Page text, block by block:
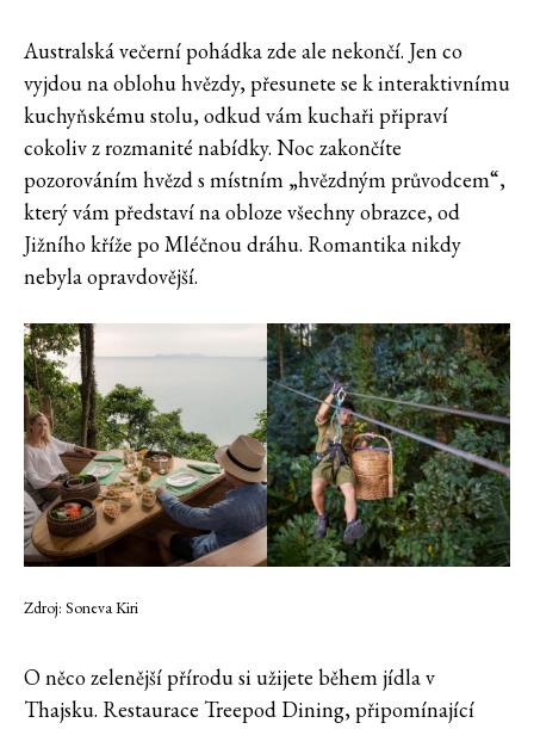
Australská večerní pohádka zde ale nekončí. Jen co
vyjdou na oblohu hvězdy, přesunete se k interaktivnímu
kuchyňskému stolu, odkud vám kuchaři připraví
cokoliv z rozmanité nabídky. Noc zakončíte
pozorováním hvězd s místním „hvězdným průvodcem“,
který vám představí na obloze všechny obrazce, od
Jižního kříže po Mléčnou dráhu. Romantika nikdy
nebyla opravdovější.
Zdroj: Soneva Kiri
O něco zelenější přírodu si užijete během jídla v
Thajsku. Restaurace Treepod Dining, připomínající